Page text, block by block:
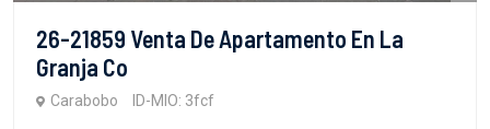
26-21859 Venta De Apartamento En La
Granja Co
Carabobo ID-MIO: 3fcf